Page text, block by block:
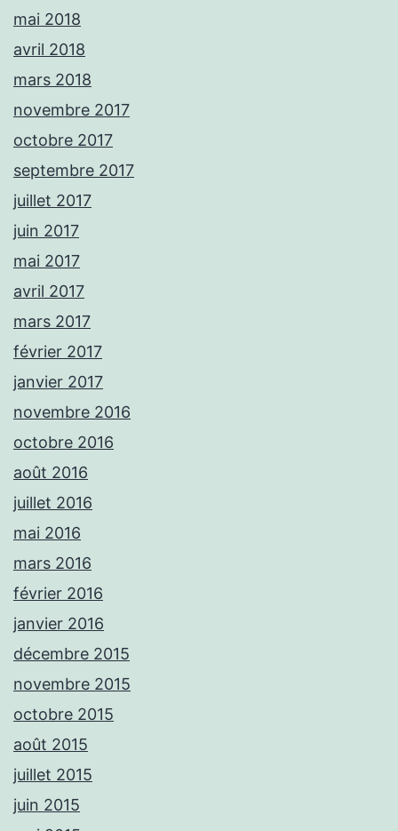
mai 2018
avril 2018
mars 2018
novembre 2017
octobre 2017
septembre 2017
juillet 2017
juin 2017
mai 2017
avril 2017
mars 2017
février 2017
janvier 2017
novembre 2016
octobre 2016
août 2016
juillet 2016
mai 2016
mars 2016
février 2016
janvier 2016
décembre 2015
novembre 2015
octobre 2015
août 2015
juillet 2015
juin 2015